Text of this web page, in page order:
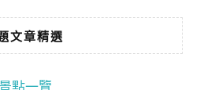
文章精選